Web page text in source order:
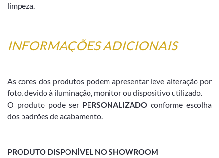
limpeza.
INFORMAÇÕES ADICIONAIS
As cores dos produtos podem apresentar leve alteração por
foto, devido à iluminação, monitor ou dispositivo utilizado.
O produto pode ser PERSONALIZADO conforme escolha
dos padrões de acabamento.
PRODUTO DISPONÍVEL NO SHOWROOM